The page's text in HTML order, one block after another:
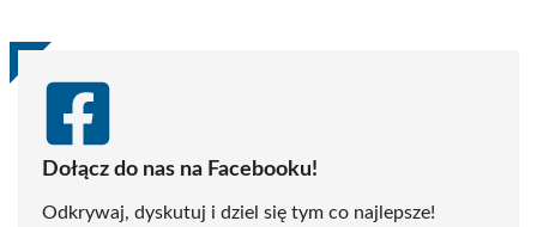
Dołącz do nas na Facebooku!
Odkrywaj, dyskutuj i dziel się tym co najlepsze!